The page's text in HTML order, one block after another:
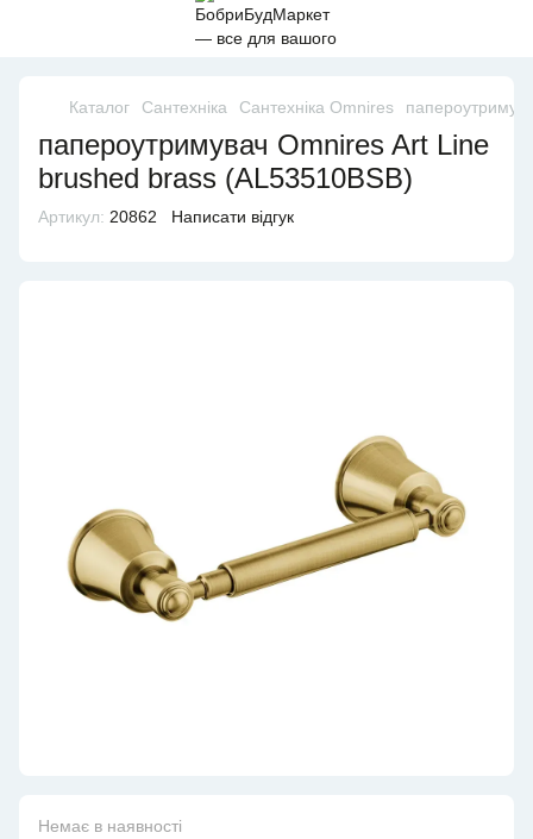
Каталог Сантехніка Сантехніка Omnires
папероутримувач Omnires Art Line
brushed brass (AL53510BSB)
Артикул: 20862 Написати відгук
Немає в наявності